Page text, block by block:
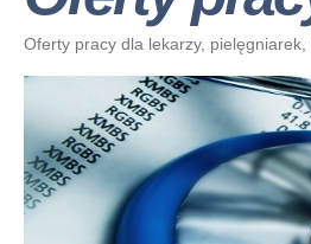
Oferty pracy dla lekarzy,